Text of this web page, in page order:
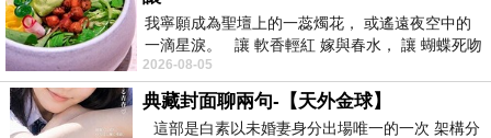
我寧願成為聖壇上的一蕊燭花， 或遙遠夜空中的
一滴星淚。 讓 軟香輕紅 嫁與春水， 讓 蝴蝶死吻
夏日最後一瓣玫瑰， 讓
2026-08-05
典藏封面聊兩句-【天外金球】
這部是白素以未婚妻身分出場唯一的一次 架構分